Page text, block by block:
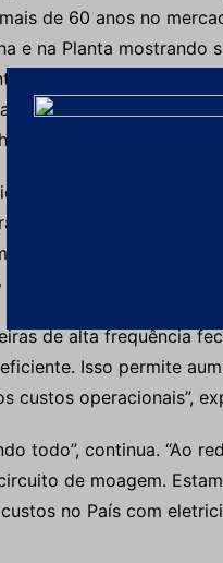
de 60 anos no
e na Planta mostrando
Metais em Vazante e
de alta frequência Stack
substanciais para as
Technology Group
mineradoras no
de minério de ferro
peneiras na mina
de alta frequência
Isso permite
custos operacionais”,
todo”, continua. “Ao
de moagem.
no País com